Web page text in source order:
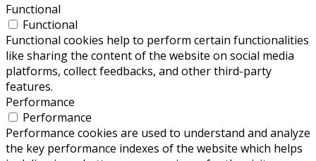
Functional
Functional
Functional cookies help to perform certain functionalities
like sharing the content of the website on social media
platforms, collect feedbacks, and other third-party
features.
Performance
Performance
Performance cookies are used to understand and analyze
the key performance indexes of the website which helps